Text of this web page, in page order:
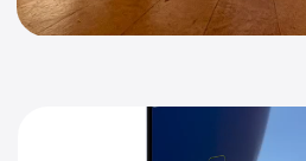
обеспечивает выдающуюся
производительность.